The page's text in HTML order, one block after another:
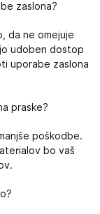
zaslona?
da ne omejuje
udoben dostop
uporabe zaslona
praske?
poškodbe.
bo vaš